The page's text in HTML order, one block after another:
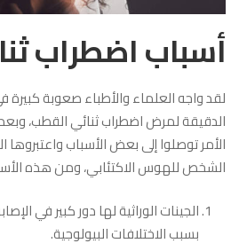
أسباب اضطراب
لقد واجه العلماء والأطباء صعوبة كبيرة
الدقيقة لمرض اضطراب ثنائي القطب،
الأمر توصلوا إلى بعض الأسباب
الشخص للهوس الاكتئابي، ومن هذه
الجينات الوراثية لها دور كبير في
بسبب الاختلافات البيولوجية.